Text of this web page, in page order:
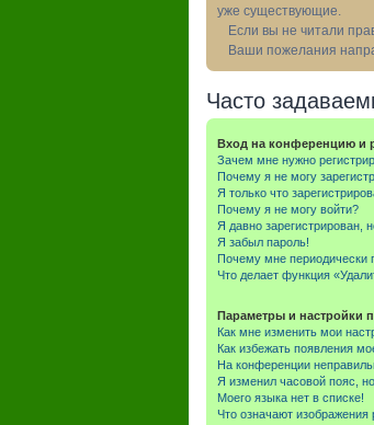
уже существующие.
Если вы не читали
Ваши пожелания
Часто
Вход на конференцию и
Зачем мне нужно
Почему я не могу
Я только что
Почему я не могу войти?
Я давно зарегистрирован,
Я забыл пароль!
Почему мне периодически
Что делает функция
Параметры и настройки
Как мне изменить мои
Как избежать появления
На конференции
Я изменил часовой пояс,
Моего языка нет в списке!
Что означают